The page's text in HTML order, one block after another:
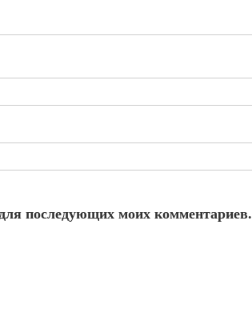
последующих моих комментариев.